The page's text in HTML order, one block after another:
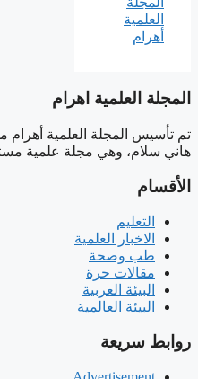
المجلة العلمية اهرام
هاني سلام، وهي مجلة علمية
الأقسام
التعليم
الاخبار العلمية
طب وصحة
مقالات حرة
البيئة العربية
البيئة العالمية
روابط سريعة